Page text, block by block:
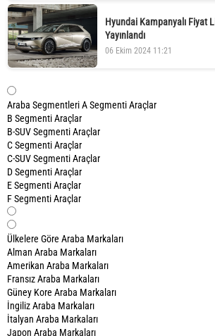
Hyundai Kampanyalı Fiyat
Yayınlandı
06 Ekim 2024 11:21
Araba SegmentleriA Segmenti Araçlar
B Segmenti Araçlar
B-SUV Segmenti Araçlar
C Segmenti Araçlar
C-SUV Segmenti Araçlar
D Segmenti Araçlar
E Segmenti Araçlar
F Segmenti Araçlar
Ülkelere Göre Araba Markaları
Alman Araba Markaları
Amerikan Araba Markaları
Fransız Araba Markaları
Güney Kore Araba Markaları
İngiliz Araba Markaları
İtalyan Araba Markaları
Japon Araba Markaları